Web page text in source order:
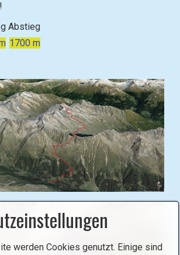
Abstieg
1700 m
B
l
werden Cookies genutzt. Einige sind